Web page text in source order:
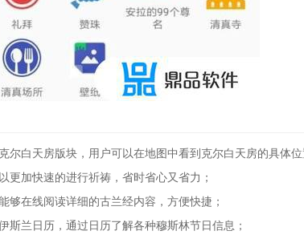
尔白天房版块，用户可以在地图中看到克尔白天房的具体
更加快速的进行祈祷，省时省心又省力；
够在线阅读详细的古兰经内容，方便快捷；
斯兰日历，通过日历了解各种穆斯林节日信息；